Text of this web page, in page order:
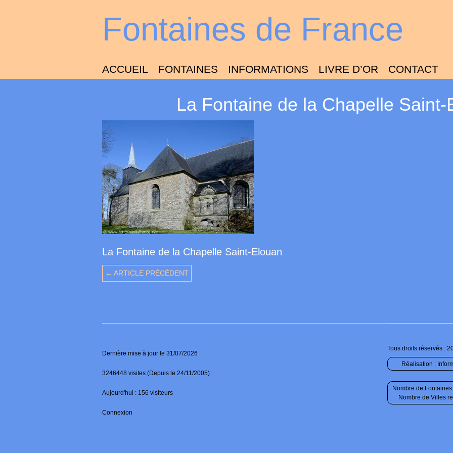
Fontaines de France
ACCUEIL FONTAINES INFORMATIONS LIVRE D’OR CONTACT
La Fontaine de la Chapelle Saint-
La Fontaine de la Chapelle Saint-Elouan
← ARTICLE PRÉCÉDENT
Dernière mise à jour le 31/07/2026
3246448 visites (Depuis le 24/11/2005)
Aujourd'hui : 156 visiteurs
Connexion
Tous droits réservés :
Réalisation :
Nombre de
Nombre de Villes